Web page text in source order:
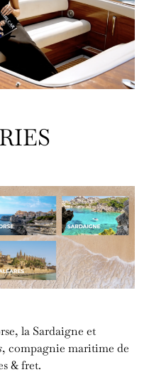
la Sardaigne et
, compagnie maritime de
& fret.